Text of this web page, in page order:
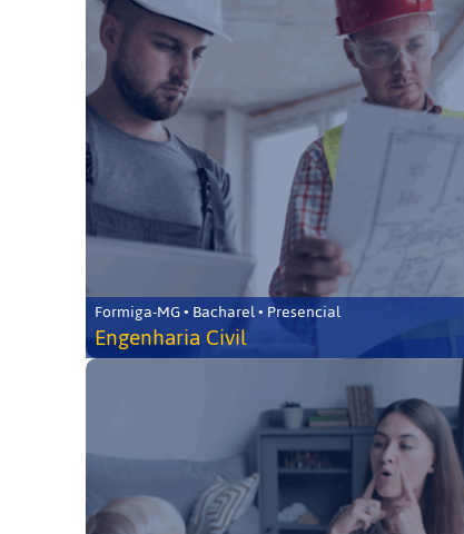
Formiga-MG • Bacharel • Presencial
Engenharia Civil